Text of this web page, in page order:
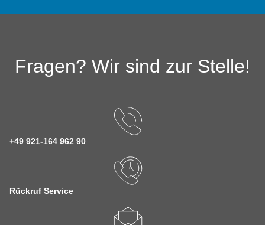
Fragen? Wir sind zur Stelle!
+49 921-164 962 90
Rückruf Service